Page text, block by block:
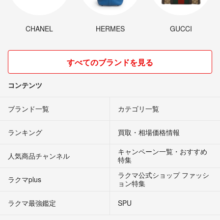
CHANEL HERMES GUCCI
すべてのブランドを見る
コンテンツ
ブランド一覧 カテゴリ一覧
ランキング 買取・相場価格情報
人気商品チャンネル
キャンペーン一覧・おすすめ
特集
ラクマplus
ラクマ公式ショップ ファッシ
ョン特集
ラクマ最強鑑定
SPU